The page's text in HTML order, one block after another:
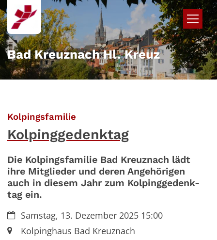
Zum Inhalt springen
Bad Kreuznach Hl. Kreuz
Kolpingsfamilie
Kolpinggedenktag
Die Kolpingsfamilie Bad Kreuznach lädt
ihre Mitglieder und deren Angehörigen
auch in diesem Jahr zum Kolpinggedenk-
tag ein.
Datum:Samstag, 13. Dezember 2025 15:00
Ort:Kolpinghaus Bad Kreuznach